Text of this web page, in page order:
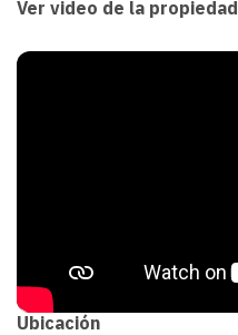
Ver video de la propiedad
Ubicación